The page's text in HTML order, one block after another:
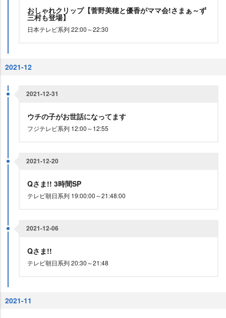
おしゃれクリップ【菅野美穂と優香がママ会!さまぁ～ず
三村も登場】
日本テレビ系列 22:00～22:30
2021-12
2021-12-31
ウチの子がお世話になってます
フジテレビ系列 12:00～12:55
2021-12-20
Qさま!! 3時間SP
テレビ朝日系列 19:00:00～21:48:00
2021-12-06
Qさま!!
テレビ朝日系列 20:30～21:48
2021-11